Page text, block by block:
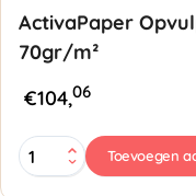
ActivaPaper
70gr/m²
€104,06
ActivaPaper
Opvulpapier
Toevoegen